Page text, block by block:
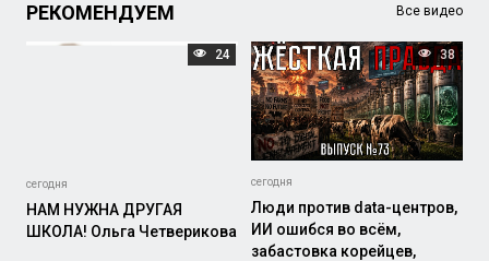
РЕКОМЕНДУЕМ Все видео
24
сегодня
НАМ НУЖНА ДРУГАЯ
ШКОЛА! Ольга Четверикова
38
сегодня
Люди против data-центров,
ИИ ошибся во всём,
забастовка корейцев,